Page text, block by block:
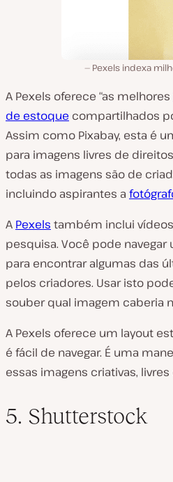
Pexels indexa
A Pexels oferece “as melhores
de estoque compartilhados
Assim como Pixabay, esta é
para imagens livres de
todas as imagens são de
incluindo aspirantes a
A Pexels também inclui
pesquisa. Você pode navegar
para encontrar algumas das
pelos criadores. Usar isto
souber qual imagem caberia
A Pexels oferece um layout
é fácil de navegar. É uma
essas imagens criativas, livres
5. Shutterstock